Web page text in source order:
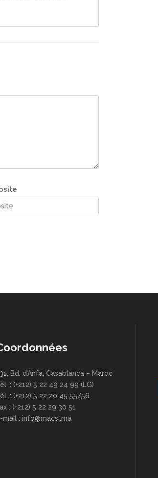
Bd. d’Anfa, Casablanca – Maroc
: (+212) 5 22 49 24 99 (LG)
: (+212) 5 22 20 45 55/56
: (+212) 5 22 29 30 51
mail : info@macsi.ma